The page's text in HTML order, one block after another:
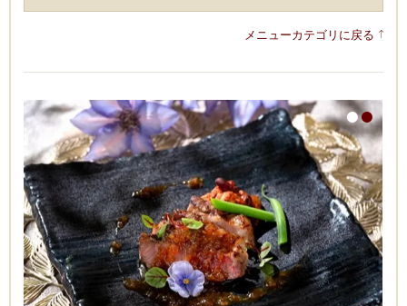
メニューカテゴリに戻る
1 2